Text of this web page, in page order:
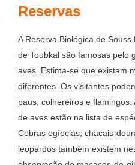
Reservas
A Reserva Biológica de
de Toubkal são famosas pelo
aves. Estima-se que existam
diferentes. Os visitantes
paus, colhereiros e
de aves estão na lista de
Cobras egípcias, chacais-
leopardos também existem